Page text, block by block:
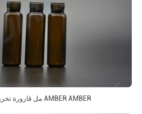
20 مل قارورة تخزين زجاج AMBER AMBER